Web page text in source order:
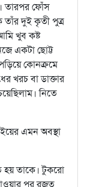
তারপর ফোঁস
তাঁর দুই কৃতী পুত্র
খুব কষ্ট
একটা ছোট্ট
কোনক্রমে
খরচ বা ডাক্তার
নিতে
এমন অবস্থা
হয় তাকে। টুকরো